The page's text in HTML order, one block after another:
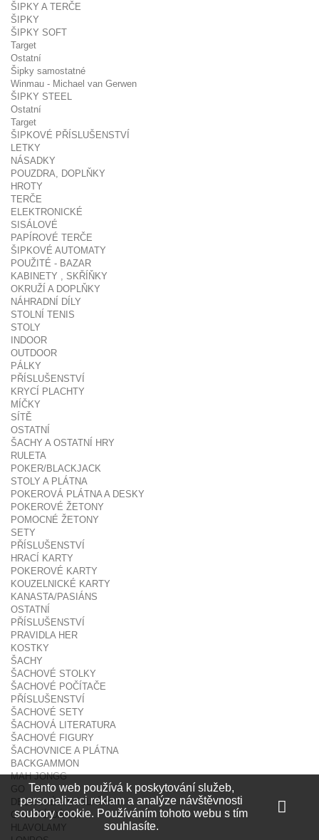
ŠIPKY A TERČE
ŠIPKY
ŠIPKY SOFT
Target
Ostatní
Šipky samostatné
Winmau - Michael van Gerwen
ŠIPKY STEEL
Ostatní
Target
ŠIPKOVÉ PŘÍSLUŠENSTVÍ
LETKY
NÁSADKY
POUZDRA, DOPLŇKY
HROTY
TERČE
ELEKTRONICKÉ
SISÁLOVÉ
PAPÍROVÉ TERČE
ŠIPKOVÉ AUTOMATY
POUŽITÉ - BAZAR
KABINETY , SKŘÍŇKY
OKRUŽÍ A DOPLŇKY
NÁHRADNÍ DÍLY
STOLNÍ TENIS
STOLY
INDOOR
OUTDOOR
PÁLKY
PŘÍSLUŠENSTVÍ
KRYCÍ PLACHTY
MÍČKY
SÍTĚ
OSTATNÍ
ŠACHY A OSTATNÍ HRY
RULETA
POKER/BLACKJACK
STOLY A PLÁTNA
POKEROVÁ PLÁTNA A DESKY
POKEROVÉ ŽETONY
POMOCNÉ ŽETONY
SETY
PŘÍSLUŠENSTVÍ
HRACÍ KARTY
POKEROVÉ KARTY
KOUZELNICKÉ KARTY
KANASTA/PASIÁNS
OSTATNÍ
PŘÍSLUŠENSTVÍ
PRAVIDLA HER
KOSTKY
ŠACHY
ŠACHOVÉ STOLKY
ŠACHOVÉ POČÍTAČE
PŘÍSLUŠENSTVÍ
ŠACHOVÉ SETY
ŠACHOVÁ LITERATURA
ŠACHOVÉ FIGURY
ŠACHOVNICE A PLÁTNA
BACKGAMMON
MAH JONGG
GO
DESKOVÉ A STOLNÍ HRY
CHYTRÉ DÁRKY
HLAVOLAMY
Tento web používá k poskytování služeb,
personalizaci reklam a analýze návštěvnosti
soubory cookie. Používáním tohoto webu s tím
souhlasíte.